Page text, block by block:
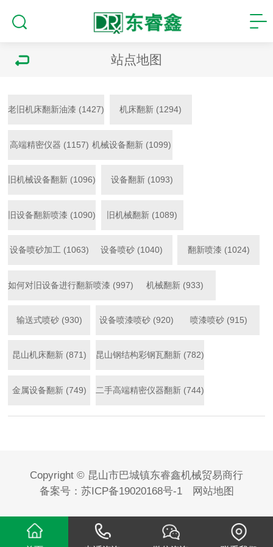
站点地图
老旧机床翻新油漆 (1427) 机床翻新 (1294)
高端精密仪器 (1157) 机械设备翻新 (1099)
旧机械设备翻新 (1096) 设备翻新 (1093)
旧设备翻新喷漆 (1090) 旧机械翻新 (1089)
设备喷砂加工 (1063) 设备喷砂 (1040) 翻新喷漆 (1024)
如何对旧设备进行翻新喷漆 (997) 机械翻新 (933)
输送式喷砂 (930) 设备喷漆喷砂 (920) 喷漆喷砂 (915)
昆山机床翻新 (871) 昆山钢结构彩钢瓦翻新 (782)
金属设备翻新 (749) 二手高端精密仪器翻新 (744)
Copyright © 昆山市巴城镇东睿鑫机械贸易商行
备案号： 苏ICP备19020168号-1 网站地图